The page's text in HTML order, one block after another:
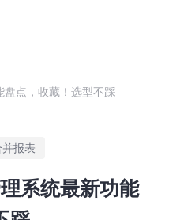
点，收藏！选型不踩
并报表
系统最新功能